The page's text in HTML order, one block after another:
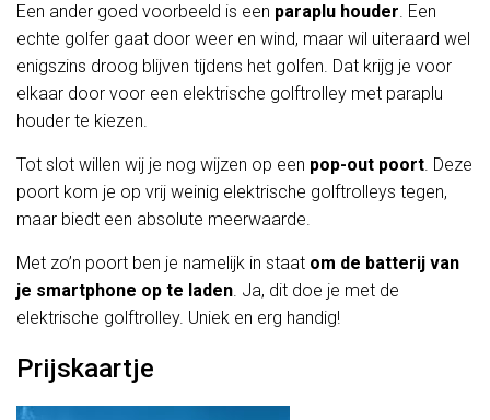
Een ander goed voorbeeld is een paraplu houder. Een
echte golfer gaat door weer en wind, maar wil uiteraard wel
enigszins droog blijven tijdens het golfen. Dat krijg je voor
elkaar door voor een elektrische golftrolley met paraplu
houder te kiezen.
Tot slot willen wij je nog wijzen op een pop-out poort. Deze
poort kom je op vrij weinig elektrische golftrolleys tegen,
maar biedt een absolute meerwaarde.
Met zo’n poort ben je namelijk in staat om de batterij van
je smartphone op te laden. Ja, dit doe je met de
elektrische golftrolley. Uniek en erg handig!
Prijskaartje